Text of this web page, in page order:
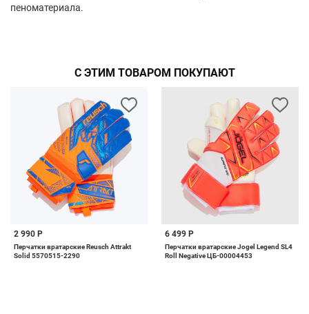
пеноматериала.
С ЭТИМ ТОВАРОМ ПОКУПАЮТ
2 990 Р
Перчатки вратарские Reusch Attrakt
Solid 5570515-2290
6 499 Р
Перчатки вратарские Jogel Legend SL4
Roll Negative ЦБ-00004453